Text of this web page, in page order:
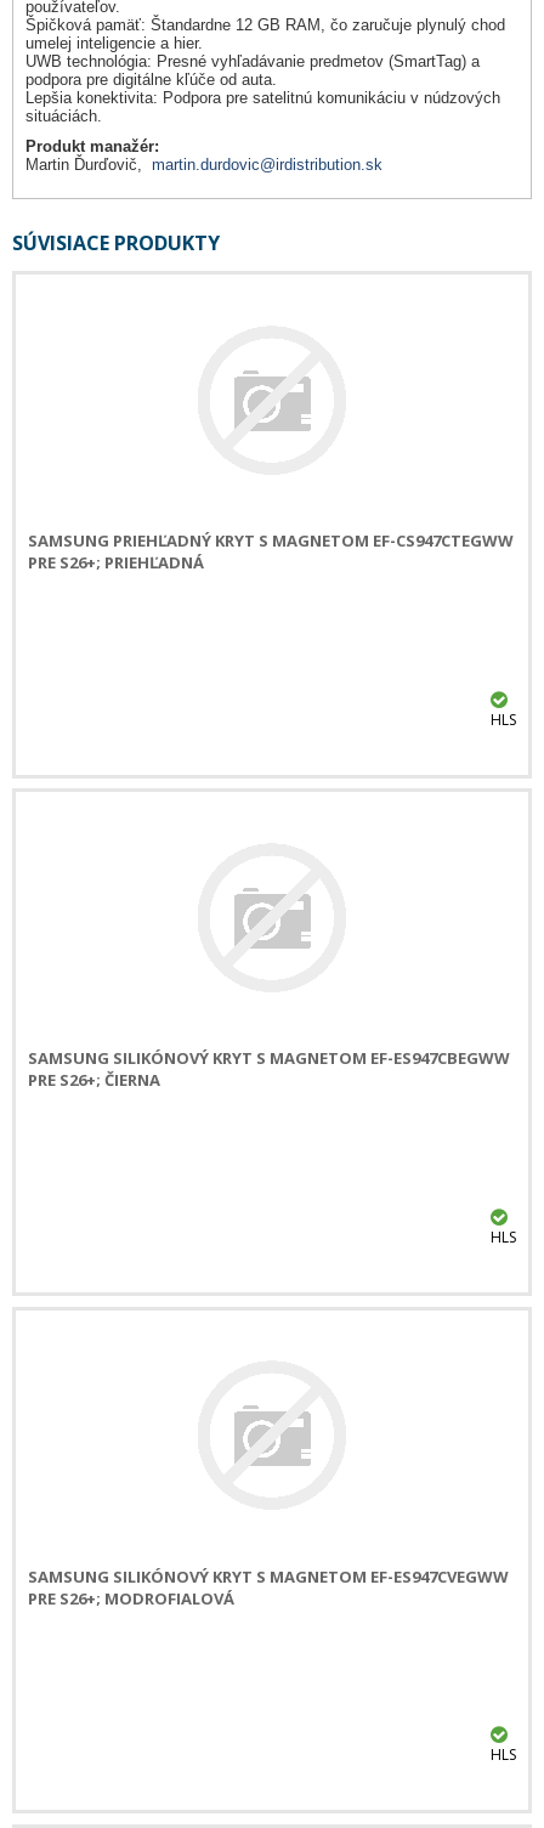
používateľov.
Špičková pamäť: Štandardne 12 GB RAM, čo zaručuje plynulý chod
umelej inteligencie a hier.
UWB technológia: Presné vyhľadávanie predmetov (SmartTag) a
podpora pre digitálne kľúče od auta.
Lepšia konektivita: Podpora pre satelitnú komunikáciu v núdzových
situáciách.
Produkt manažér:
Martin Ďurďovič, martin.durdovic@irdistribution.sk
SÚVISIACE PRODUKTY
SAMSUNG PRIEHĽADNÝ KRYT S MAGNETOM EF-CS947CTEGWW
PRE S26+; PRIEHĽADNÁ
HLS
SAMSUNG SILIKÓNOVÝ KRYT S MAGNETOM EF-ES947CBEGWW
PRE S26+; ČIERNA
HLS
SAMSUNG SILIKÓNOVÝ KRYT S MAGNETOM EF-ES947CVEGWW
PRE S26+; MODROFIALOVÁ
HLS